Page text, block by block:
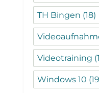
TH Bingen (18)
Videotraining
Windows 10